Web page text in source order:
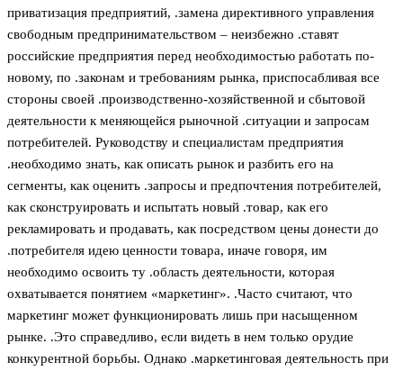
приватизация предприятий, .замена директивного управления
свободным предпринимательством – неизбежно .ставят
российские предприятия перед необходимостью работать по-
новому, по .законам и требованиям рынка, приспосабливая все
стороны своей .производственно-хозяйственной и сбытовой
деятельности к меняющейся рыночной .ситуации и запросам
потребителей. Руководству и специалистам предприятия
.необходимо знать, как описать рынок и разбить его на
сегменты, как оценить .запросы и предпочтения потребителей,
как сконструировать и испытать новый .товар, как его
рекламировать и продавать, как посредством цены донести до
.потребителя идею ценности товара, иначе говоря, им
необходимо освоить ту .область деятельности, которая
охватывается понятием «маркетинг». .Часто считают, что
маркетинг может функционировать лишь при насыщенном
рынке. .Это справедливо, если видеть в нем только орудие
конкурентной борьбы. Однако .маркетинговая деятельность при